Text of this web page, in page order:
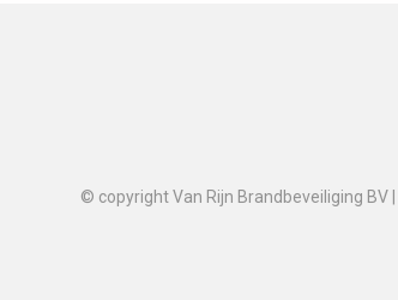
© copyright Van Rijn Brandbeveiliging BV |